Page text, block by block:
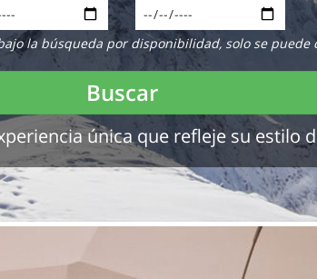
la búsqueda por disponibilidad, solo se
Buscar
única que refleje su estilo